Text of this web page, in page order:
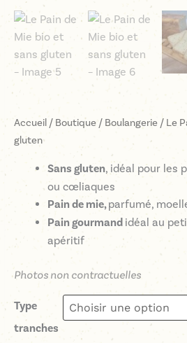
Accueil / Boutique / Boulangerie / Le
gluten
Sans gluten, idéal pour les
ou cœliaques
Pain de mie,parfumé,
Pain gourmand idéal au
apéritif
Photos non contractuelles
Type
tranches